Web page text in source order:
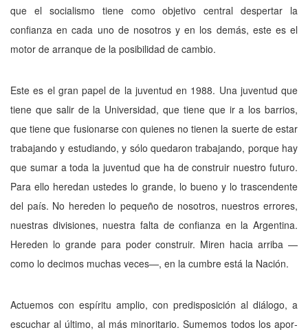
que el socialismo tiene co­mo objetivo central despertar la
confianza en cada uno de nosotros y en los demás, este es el
motor de arranque de la posibilidad de cambio.
Este es el gran papel de la juventud en 1988. Una juventud que
tiene que salir de la Universidad, que tiene que ir a los barrios,
que tiene que fusionarse con quienes no tienen la suerte de estar
trabajando y estudiando, y sólo quedaron trabajando, porque hay
que sumar a toda la juventud que ha de construir nuestro futuro.
Para ello heredan ustedes lo grande, lo bueno y lo trascendente
del país. No hereden lo pequeño de nosotros, nuestros errores,
nuestras divisiones, nuestra falta de confianza en la Argentina.
Hereden lo grande para poder construir. Miren hacia arriba —
como lo deci­mos muchas veces—, en la cumbre está la Na­ción.
Actuemos con espíritu amplio, con pre­disposición al diálogo, a
escuchar al último, al más minoritario. Sumemos todos los apor­